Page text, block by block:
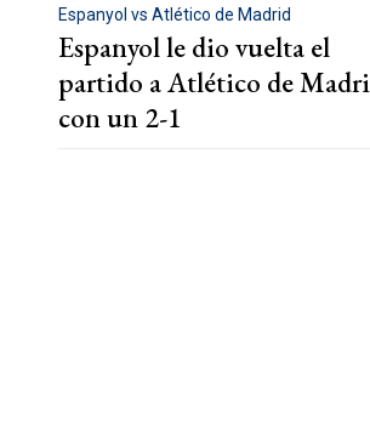
Espanyol vs Atlético de Madrid
Espanyol le dio vuelta el
partido a Atlético de
con un 2-1